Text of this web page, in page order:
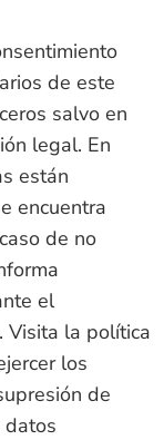
de este
salvo en
legal. En
están
encuentra
de no
el
Visita la política
los
de
datos